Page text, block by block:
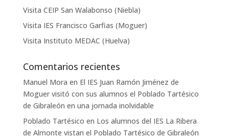
Visita CEIP San Walabonso (Niebla)
Visita IES Francisco Garfias (Moguer)
Visita Instituto MEDAC (Huelva)
Comentarios recientes
Manuel Mora en El IES Juan Ramón Jiménez de
Moguer visitó con sus alumnos el Poblado Tartésico
de Gibraleón en una jornada inolvidable
Poblado Tartésico en Los alumnos del IES La Ribera
de Almonte vistan el Poblado Tartésico de Gibraleón